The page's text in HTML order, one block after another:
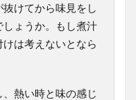
けてから味見をし
ょうか。もし煮汁
は考えないとなら
熱い時と味の感じ